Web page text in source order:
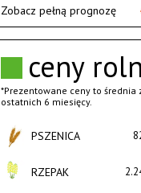
ceny
*Prezentowane ceny to średnia
ostatnich 6 miesięcy.
PSZENICA
RZEPAK
Zobacz pełną prognozę